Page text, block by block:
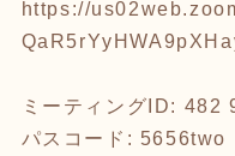
https://
ミーティングID: 482
パスコード: 5656two